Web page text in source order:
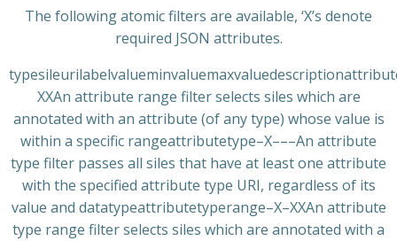
The following atomic filters are available, ‘X’s denote
required JSON attributes.
XXAn attribute range filter selects siles which are
annotated with an attribute (of any type) whose value is
within a specific rangeattributetype–X–––An attribute
type filter passes all siles that have at least one attribute
with the specified attribute type URI, regardless of its
value and datatypeattributetyperange–X–XXAn attribute
type range filter selects siles which are annotated with a